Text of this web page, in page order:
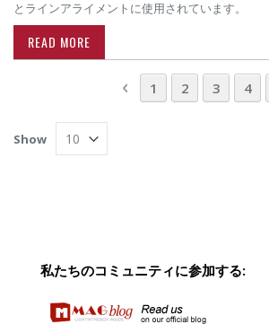
とラインアライメントに使用されています。
READ MORE
PagePage
Previous
Page
1 You're
2 Page
3 Page
4
Show
私たちのコミュニティに参加する: